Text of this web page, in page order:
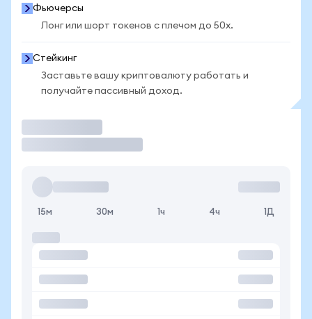
Фьючерсы
Лонг или шорт токенов с плечом до 50x.
Стейкинг
Заставьте вашу криптовалюту работать и
получайте пассивный доход.
15м 30м 1ч 4ч 1Д